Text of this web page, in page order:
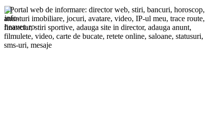
Portal web de informare: director web, stiri, bancuri, horoscop,
anunturi imobiliare, jocuri, avatare, video, IP-ul meu, trace route,
financiar, stiri sportive, adauga site in director, adauga anunt,
filmulete, video, carte de bucate, retete online, saloane, statusuri,
sms-uri, mesaje